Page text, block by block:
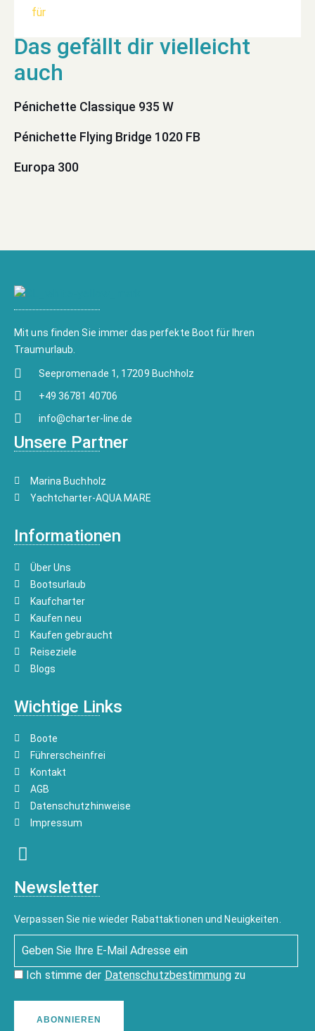
Pénichette Classique 935 W
Pénichette Flying Bridge 1020 FB
Europa 300
Mit uns finden Sie immer das perfekte Boot für Ihren
Traumurlaub.
Seepromenade 1, 17209 Buchholz
+49 36781 40706
info@charter-line.de
Unsere Partner
Marina Buchholz
Yachtcharter-AQUA MARE
Informationen
Über Uns
Bootsurlaub
Kaufcharter
Kaufen neu
Kaufen gebraucht
Reiseziele
Blogs
Wichtige Links
Boote
Führerscheinfrei
Kontakt
AGB
Datenschutzhinweise
Impressum
Newsletter
Verpassen Sie nie wieder Rabattaktionen und Neuigkeiten.
Ich stimme der Datenschutzbestimmungzu
ABONNIEREN